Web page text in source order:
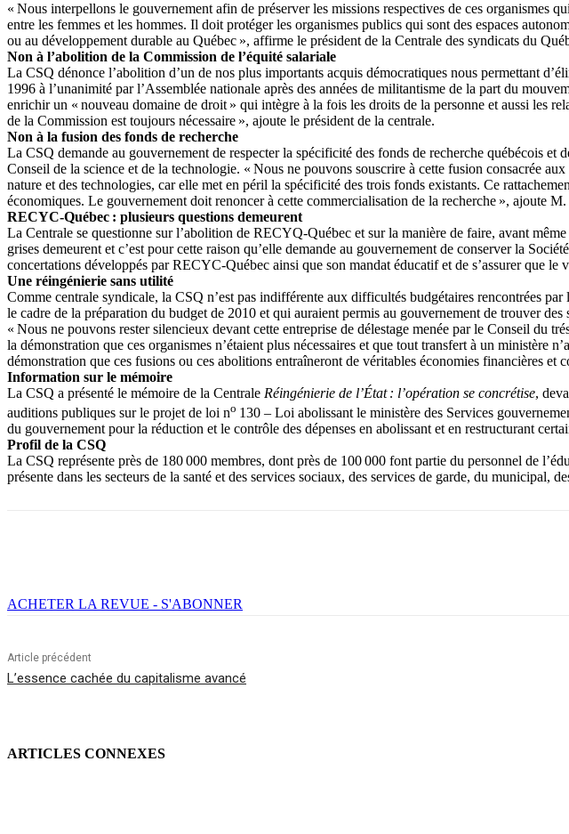
« Nous interpellons le gouvernement afin de préserver les missions respectives de ces organismes
entre les femmes et les hommes. Il doit protéger les organismes publics qui sont des espaces
ou au développement durable au Québec », affirme le président de la Centrale des syndicats du
Non à l’abolition de la Commission de l’équité salariale
La CSQ dénonce l’abolition d’un de nos plus importants acquis démocratiques nous permettant
1996 à l’unanimité par l’Assemblée nationale après des années de militantisme de la part du
enrichir un « nouveau domaine de droit » qui intègre à la fois les droits de la personne et aussi les
de la Commission est toujours nécessaire », ajoute le président de la centrale.
Non à la fusion des fonds de recherche
La CSQ demande au gouvernement de respecter la spécificité des fonds de recherche québécois
Conseil de la science et de la technologie. « Nous ne pouvons souscrire à cette fusion consacrée
nature et des technologies, car elle met en péril la spécificité des trois fonds existants. Ce
économiques. Le gouvernement doit renoncer à cette commercialisation de la recherche », ajoute M.
RECYC-Québec : plusieurs questions demeurent
La Centrale se questionne sur l’abolition de RECYQ-Québec et sur la manière de faire, avant
grises demeurent et c’est pour cette raison qu’elle demande au gouvernement de conserver la
concertations développés par RECYC-Québec ainsi que son mandat éducatif et de s’assurer que
Une réingénierie sans utilité
Comme centrale syndicale, la CSQ n’est pas indifférente aux difficultés budgétaires rencontrées
le cadre de la préparation du budget de 2010 et qui auraient permis au gouvernement de trouver des
« Nous ne pouvons rester silencieux devant cette entreprise de délestage menée par le Conseil du
la démonstration que ces organismes n’étaient plus nécessaires et que tout transfert à un ministère
démonstration que ces fusions ou ces abolitions entraîneront de véritables économies financières
Information sur le mémoire
La CSQ a présenté le mémoire de la Centrale Réingénierie de l’État : l’opération se concrétise,
auditions publiques sur le projet de loi no 130 – Loi abolissant le ministère des Services
du gouvernement pour la réduction et le contrôle des dépenses en abolissant et en restructurant
Profil de la CSQ
La CSQ représente près de 180 000 membres, dont près de 100 000 font partie du personnel de
présente dans les secteurs de la santé et des services sociaux, des services de garde, du municipal,
ACHETER LA REVUE - S'ABONNER
Article précédent
L’essence cachée du capitalisme avancé
ARTICLES CONNEXES